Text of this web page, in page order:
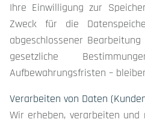
Ihre Einwilligung zur
Zweck für die
abgeschlossener
gesetzliche
Aufbewahrungsfristen –
Verarbeiten von Daten
Wir erheben, verarbeiten und